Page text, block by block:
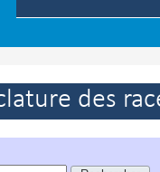
des